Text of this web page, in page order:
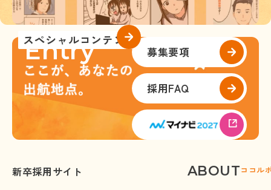
スペシャルコンテンツ
Entry 募集要項
採用FAQ
株式会社ココルポート
新卒採用サイト ABOUTココル